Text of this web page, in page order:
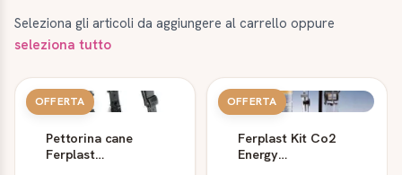
Seleziona gli articoli da aggiungere al carrello oppure
seleziona tutto
OFFERTA
Pettorina cane
Ferplast
OFFERTA
Ferplast Kit Co2
Energy